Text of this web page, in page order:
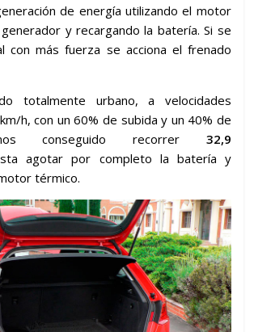
de energía utilizando el motor
y recargando la batería. Si se
con más fuerza se acciona el frenado
totalmente urbano, a velocidades
h, con un 60% de subida y un 40% de
conseguido recorrer 32,9
agotar por completo la batería y
térmico.